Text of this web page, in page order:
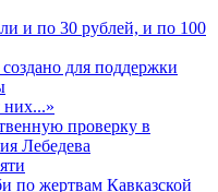
и по 30 рублей, и по 100
для поддержки
них...»
проверку в
Лебедева
по жертвам Кавказской